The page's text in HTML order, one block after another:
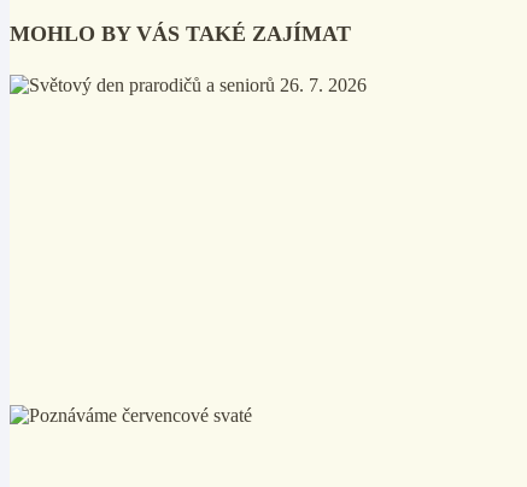
MOHLO BY VÁS TAKÉ ZAJÍMAT